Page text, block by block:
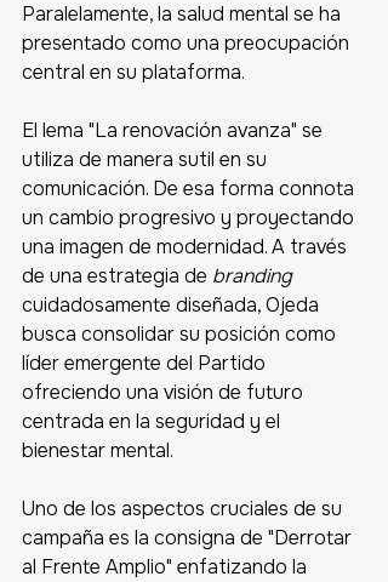
Paralelamente, la salud mental se ha
presentado como una preocupación
central en su plataforma.
El lema "La renovación avanza" se
utiliza de manera sutil en su
comunicación. De esa forma connota
un cambio progresivo y proyectando
una imagen de modernidad. A través
de una estrategia de branding
cuidadosamente diseñada, Ojeda
busca consolidar su posición como
líder emergente del Partido
ofreciendo una visión de futuro
centrada en la seguridad y el
bienestar mental.
Uno de los aspectos cruciales de su
campaña es la consigna de "Derrotar
al Frente Amplio" enfatizando la